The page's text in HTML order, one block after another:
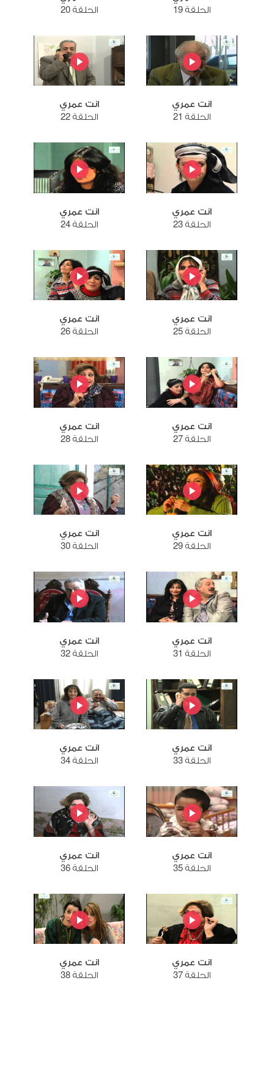
الحلقة 19
الحلقة 20
انت عمري
الحلقة 21
انت عمري
الحلقة 22
انت عمري
الحلقة 23
انت عمري
الحلقة 24
انت عمري
الحلقة 25
انت عمري
الحلقة 26
انت عمري
الحلقة 27
انت عمري
الحلقة 28
انت عمري
الحلقة 29
انت عمري
الحلقة 30
انت عمري
الحلقة 31
انت عمري
الحلقة 32
انت عمري
الحلقة 33
انت عمري
الحلقة 34
انت عمري
الحلقة 35
انت عمري
الحلقة 36
انت عمري
الحلقة 37
انت عمري
الحلقة 38